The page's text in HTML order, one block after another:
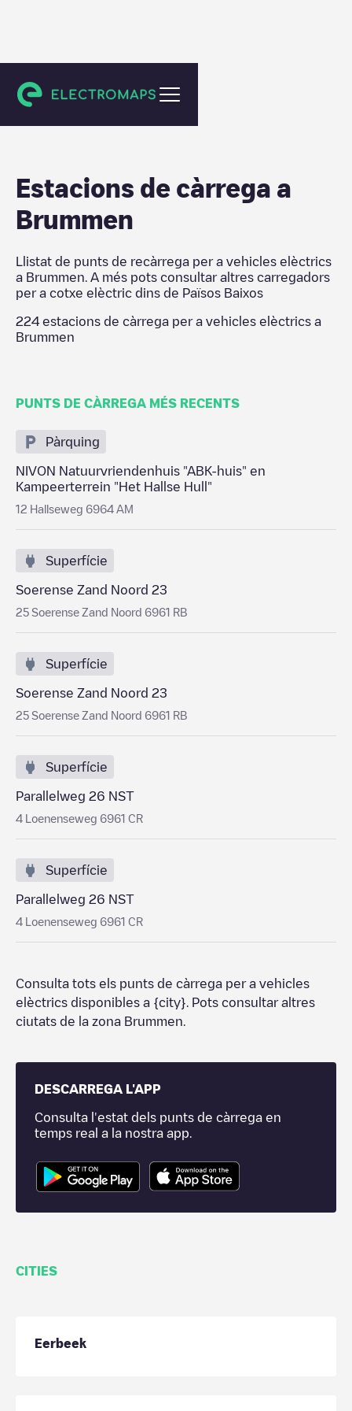
Països Baixos
Estacions de càrrega a
Brummen
Llistat de punts de recàrrega per a vehicles elèctrics
a Brummen . A més pots consultar altres carregadors
per a cotxe elèctric dins de Països Baixos
224 estacions de càrrega per a vehicles elèctrics a
Brummen
PUNTS DE CÀRREGA MÉS RECENTS
Pàrquing
NIVON Natuurvriendenhuis "ABK-huis" en
Kampeerterrein "Het Hallse Hull"
12 Hallseweg 6964 AM
Superfície
Soerense Zand Noord 23
25 Soerense Zand Noord 6961 RB
Superfície
Soerense Zand Noord 23
25 Soerense Zand Noord 6961 RB
Superfície
Parallelweg 26 NST
4 Loenenseweg 6961 CR
Superfície
Parallelweg 26 NST
4 Loenenseweg 6961 CR
Consulta tots els punts de càrrega per a vehicles
elèctrics disponibles a {city} . Pots consultar altres
ciutats de la zona Brummen
DESCARREGA L'APP
Consulta l'estat dels punts de càrrega en
temps real a la nostra app.
CITIES
Eerbeek